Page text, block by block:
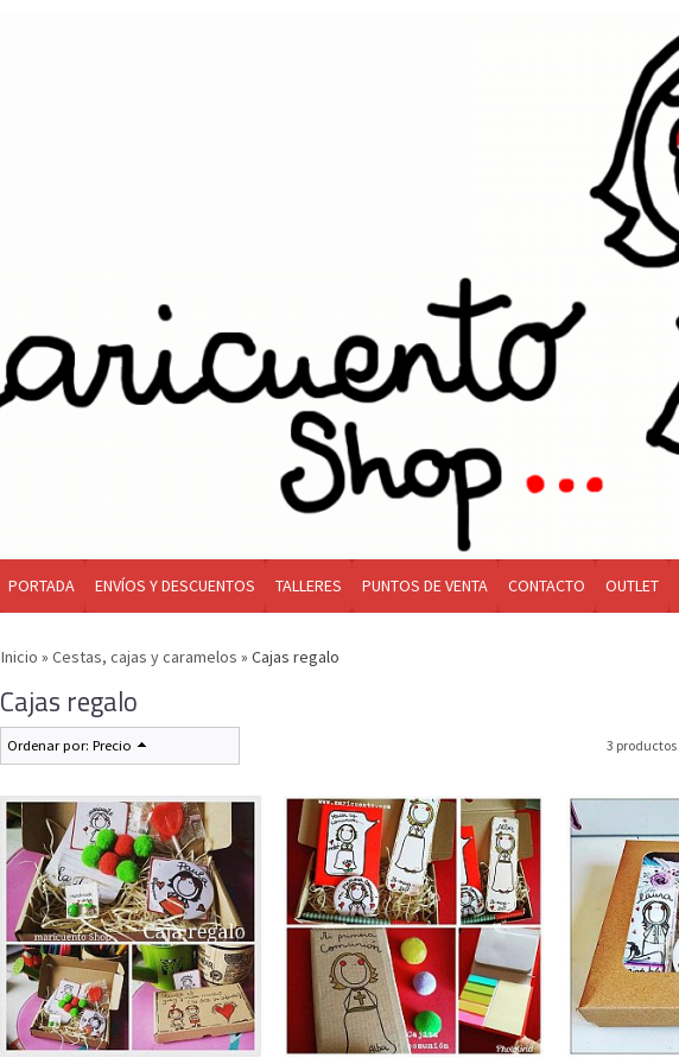
PORTADA ENVÍOS Y DESCUENTOS TALLERES PUNTOS DE VENTA CONTACTO OUTLET
Inicio » Cestas, cajas y caramelos » Cajas regalo
Cajas regalo
Ordenar por: Precio 3 productos